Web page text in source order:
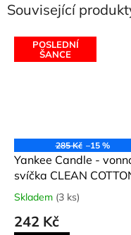
Související
POSLEDNÍ
ŠANCE
285 Kč –15 %
Yankee Candle -
svíčka CLEAN
(Čistá bavlna) 104 g
Průměrné
hodnocení
produktu
Skladem (3 ks)
242 Kč